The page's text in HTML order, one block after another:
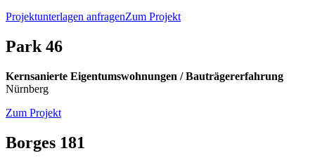
Projektunterlagen anfragenZum Projekt
Park 46
Kernsanierte Eigentumswohnungen / Bauträgererfahrung
Nürnberg
Zum Projekt
Borges 181